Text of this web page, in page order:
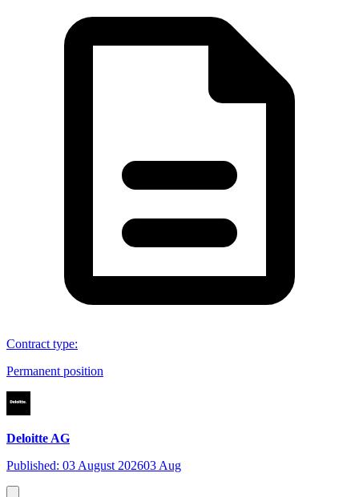
Contract type:
Permanent position
Deloitte AG
Published: 03 August 202603 Aug